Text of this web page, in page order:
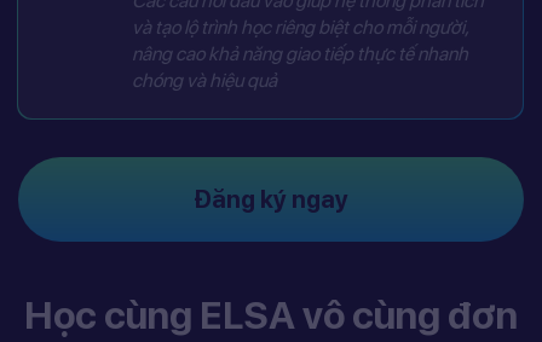
và tạo lộ trình học riêng biệt cho mỗi người,
nâng cao khả năng giao tiếp thực tế nhanh
chóng và hiệu quả
Đăng ký ngay
Học cùng ELSA vô cùng đơn